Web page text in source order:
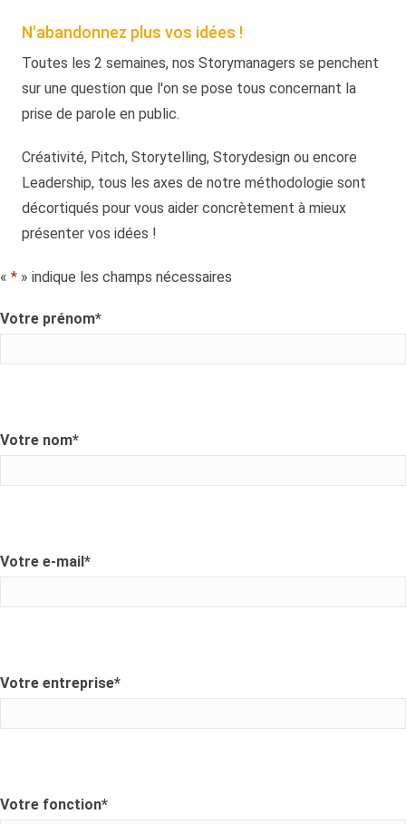
N'abandonnez plus vos idées !
Toutes les 2 semaines, nos Storymanagers se penchent
sur une question que l'on se pose tous concernant la
prise de parole en public.
Créativité, Pitch, Storytelling, Storydesign ou encore
Leadership, tous les axes de notre méthodologie sont
décortiqués pour vous aider concrètement à mieux
présenter vos idées !
« * » indique les champs nécessaires
Votre prénom*
Votre nom*
Votre e-mail*
Votre entreprise*
Votre fonction*